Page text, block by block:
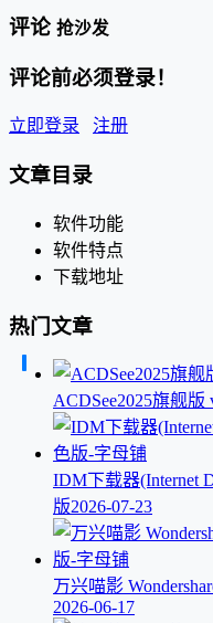
评论 抢沙发
评论前必须登录！
立即登录 注册
文章目录
软件功能
软件特点
下载地址
热门文章
ACDSee2025旗舰版
IDM下载器(Internet
版2026-07-23
万兴喵影
2026-06-17